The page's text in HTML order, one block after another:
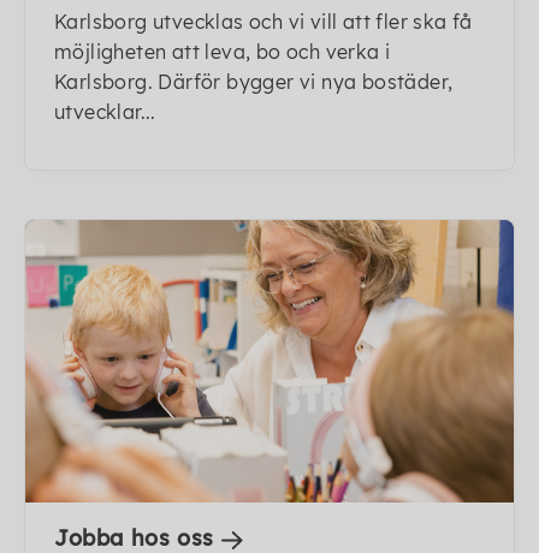
Karlsborg utvecklas och vi vill att fler ska få
möjligheten att leva, bo och verka i
Karlsborg. Därför bygger vi nya bostäder,
utvecklar...
Jobba hos oss